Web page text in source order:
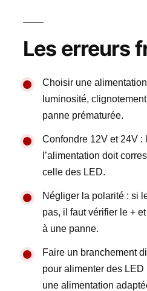
Les erreurs
Choisir une
luminosité,
panne prématurée.
Confondre 12V et 24V :
l’alimentation doit
celle des LED.
Négliger la polarité : si
pas, il faut vérifier le +
à une panne.
Faire un branchement
pour alimenter des
une alimentation